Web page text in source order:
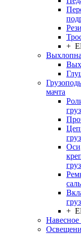
+
мачта
+
Навесное